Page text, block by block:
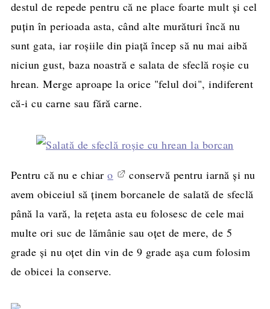
destul de repede pentru că ne place foarte mult şi cel
puţin în perioada asta, când alte murături încă nu
sunt gata, iar roşiile din piaţă încep să nu mai aibă
niciun gust, baza noastră e salata de sfeclă roşie cu
hrean. Merge aproape la orice "felul doi", indiferent
că-i cu carne sau fără carne.
Pentru că nu e chiaro
conservă pentru iarnă şi nu
avem obiceiul să ţinem borcanele de salată de sfeclă
până la vară, la reţeta asta eu folosesc de cele mai
multe ori suc de lămânie sau oţet de mere, de 5
grade şi nu oţet din vin de 9 grade aşa cum folosim
de obicei la conserve.